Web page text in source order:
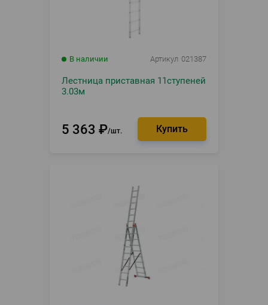
В наличии Артикул 021387
Лестница приставная 11ступеней
3.03м
5 363 ₽ шт.